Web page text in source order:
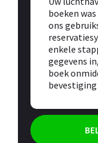
boeken
ons
enkele
gegevens
boek